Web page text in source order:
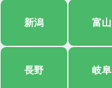
新潟 富山
長野 岐阜